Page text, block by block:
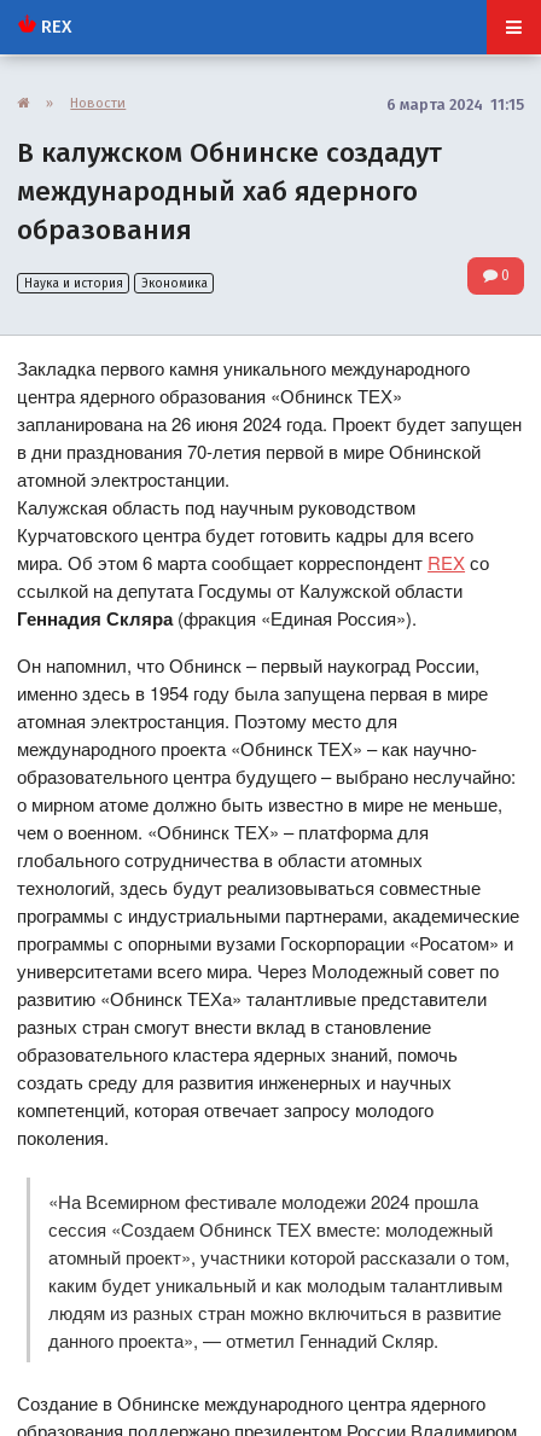
REX
» Новости 6 марта 2024 11:15
В калужском Обнинске создадут
международный хаб ядерного
образования
Наука и история Экономика 0
Закладка первого камня уникального международного
центра ядерного образования «Обнинск ТЕХ»
запланирована на 26 июня 2024 года. Проект будет запущен
в дни празднования 70-летия первой в мире Обнинской
атомной электростанции.
Калужская область под научным руководством
Курчатовского центра будет готовить кадры для всего
мира. Об этом 6 марта сообщает корреспондент REXсо
ссылкой на депутата Госдумы от Калужской области
Геннадия Скляра(фракция «Единая Россия»).
Он напомнил, что Обнинск – первый наукоград России,
именно здесь в 1954 году была запущена первая в мире
атомная электростанция. Поэтому место для
международного проекта «Обнинск ТЕХ» – как научно-
образовательного центра будущего – выбрано неслучайно:
о мирном атоме должно быть известно в мире не меньше,
чем о военном. «Обнинск ТЕХ» – платформа для
глобального сотрудничества в области атомных
технологий, здесь будут реализовываться совместные
программы с индустриальными партнерами, академические
программы с опорными вузами Госкорпорации «Росатом» и
университетами всего мира. Через Молодежный совет по
развитию «Обнинск ТЕХа» талантливые представители
разных стран смогут внести вклад в становление
образовательного кластера ядерных знаний, помочь
создать среду для развития инженерных и научных
компетенций, которая отвечает запросу молодого
поколения.
«На Всемирном фестивале молодежи 2024 прошла
сессия «Создаем Обнинск ТЕХ вместе: молодежный
атомный проект», участники которой рассказали о том,
каким будет уникальный и как молодым талантливым
людям из разных стран можно включиться в развитие
данного проекта», — отметил Геннадий Скляр.
Создание в Обнинске международного центра ядерного
образования поддержано президентом России Владимиром